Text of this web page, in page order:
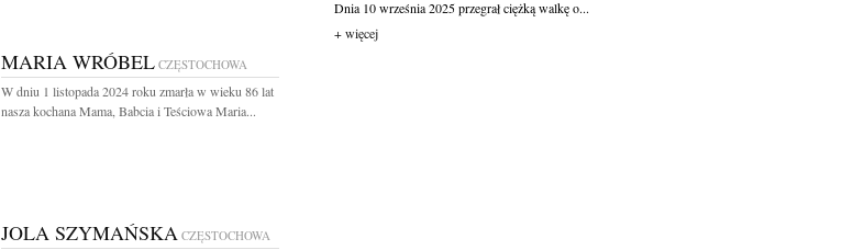
MARIA WRÓBEL CZĘSTOCHOWA
W dniu 1 listopada 2024 roku zmarła w wieku 86 lat
nasza kochana Mama, Babcia i Teściowa Maria...
JOLA SZYMAŃSKA CZĘSTOCHOWA
Dnia 10 września 2025 przegrał ciężką walkę o...
+ więcej